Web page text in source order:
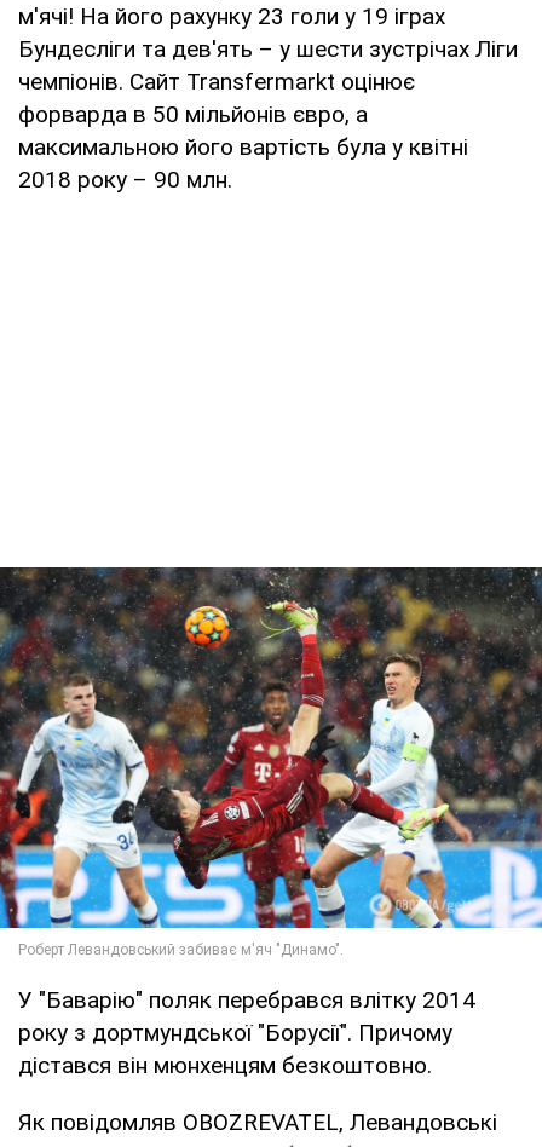
м'ячі! На його рахунку 23 голи у 19 іграх
Бундесліги та дев'ять – у шести зустрічах Ліги
чемпіонів. Сайт Transfermarkt оцінює
форварда в 50 мільйонів євро, а
максимальною його вартість була у квітні
2018 року – 90 млн.
У "Баварію" поляк перебрався влітку 2014
року з дортмундської "Борусії". Причому
дістався він мюнхенцям безкоштовно.
Як повідомляв OBOZREVATEL, Левандовські